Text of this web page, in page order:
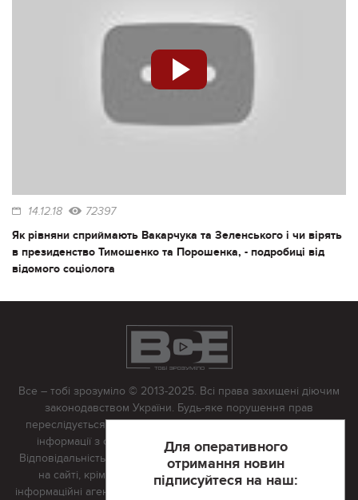
14.12.18 72397
Як рівняни сприймають Вакарчука та Зеленського і чи вірять
в президенство Тимошенко та Порошенка, - подробиці від
відомого соціолога
Для оперативного
отримання новин
підписуйтеся на наш:
Все – тобі зрозуміло © 2013-2025. Всі права захищені діючим
законодавством України. Будь-яке порушення прав
переслідується в судовому порядку. Будь-яке відтворення
інформації з сайту тільки з письмово дозволу редакції.
Відповідальність за достовірність усіх матеріалів, розміщених
на сайті, крім матеріалів, які містять посилання на інші
інформаційні агентства або інтернет-видання, несе редакційна